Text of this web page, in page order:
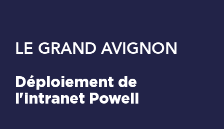
LE GRAND AVIGNON
Déploiement de
l'intranet Powell